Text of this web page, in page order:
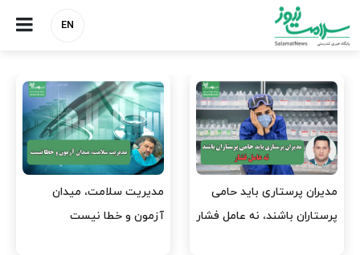
EN
فشار
مدیریت سلامت، میدان
آزمون و خطا نیست
وقت وزیر بهداشت باید
افتتاح پروژه‌ها شود؟